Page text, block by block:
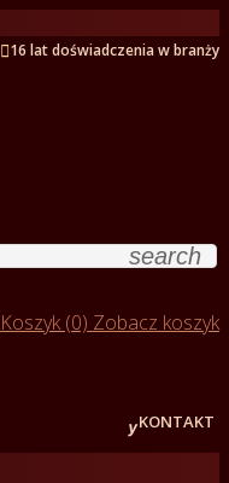
16 lat doświadczenia w branży
search
Koszyk (0) Zobacz koszyk
KONTAKT